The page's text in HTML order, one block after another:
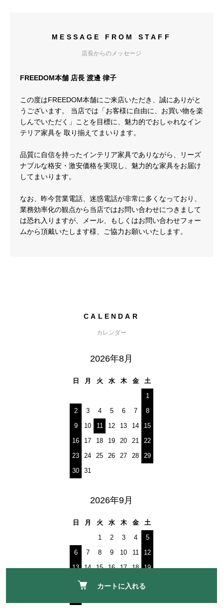
カートに入れる
MESSAGE FROM STAFF
店長からのメッセージ
FREEDOM本舗 店長 渡邊 律子
この度はFREEDOM本舗にご来店いただき、誠にありがと
うございます。 当店では「お客様に自由に、お買い物を楽
しんでいただく」ことを目標に、魅力的でおしゃれなイン
テリア家具を 取り揃えてまいります。
品質に自信を持ったインテリア家具でありながら、リーズ
ナブルな格安・激安価格を実現し、魅力的な家具をお届け
してまいります。
なお、昨今営業電話、迷惑電話が非常に多くなっており、
業務効率化の観点から当店ではお問い合わせにつきまして
は恐れ入りますが、メール、もしくはお問い合わせフォー
ムから頂戴いたします様、ご協力お願いいたします。
CALENDAR
カレンダー
2026年8月
日 月 火 水 木 金
土
1
2
3 4 5 6 7
8
9
10 11 12 13 14
15
16
17 18 19 20 21
22
23
24 25 26 27 28
29
30
31
2026年9月
日 月 火 水 木 金
土
1
2 3 4
5
6
7 8 9 10 11
12
13
14 15 16 17 18
19
20
21 22 23 24 25